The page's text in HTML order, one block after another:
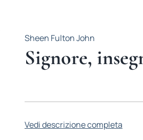
Sheen Fulton John
Signore,
Vedi descrizione completa